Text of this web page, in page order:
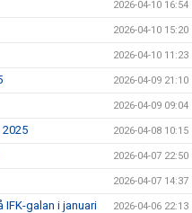
2026-04-10 16:54
2026-04-10 15:20
2026-04-10 11:23
2026-04-09 21:10
2026-04-09 09:04
2026-04-08 10:15
2026-04-07 22:50
2026-04-07 14:37
IFK-galan i januari 2026-04-06 22:13